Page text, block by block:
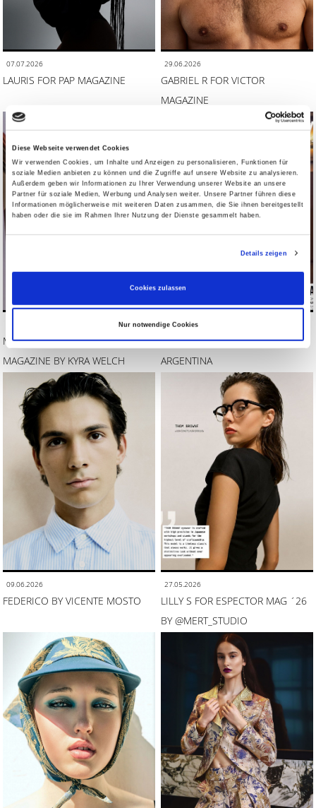
Diese Webseite verwendet Cookies
Wir verwenden Cookies, um Inhalte und Anzeigen zu personalisieren, Funktionen für
soziale Medien anbieten zu können und die Zugriffe auf unsere Website zu analysieren.
Außerdem geben wir Informationen zu Ihrer Verwendung unserer Website an unsere
Partner für soziale Medien, Werbung und Analysen weiter. Unsere Partner führen diese
Informationen möglicherweise mit weiteren Daten zusammen, die Sie ihnen bereitgestellt
haben oder die sie im Rahmen Ihrer Nutzung der Dienste gesammelt haben.
Details zeigen
Cookies zulassen
Nur notwendige Cookies
07.07.2026
LAURIS FOR PAP MAGAZINE
29.06.2026
GABRIEL R FOR VICTOR
MAGAZINE
MAREN T FOR ROOIROSE
MAGAZINE BY KYRA WELCH
25.06.2026
JOLINA FIELD FOR MARIE CLAIRE
ARGENTINA
09.06.2026
FEDERICO BY VICENTE MOSTO
27.05.2026
LILLY S FOR ESPECTOR MAG ´26
BY @MERT_STUDIO